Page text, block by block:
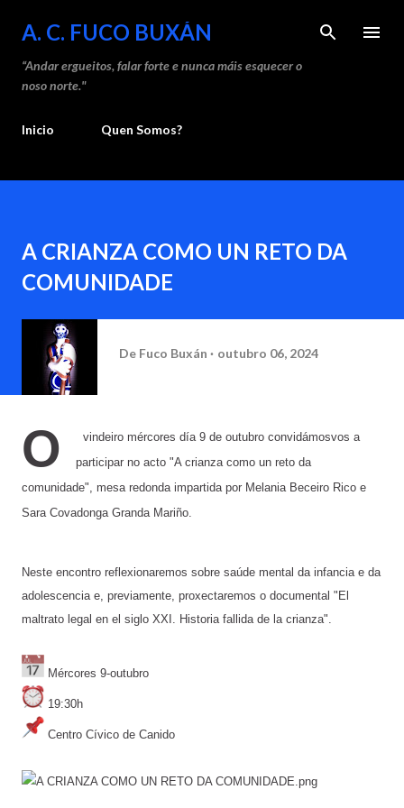
Saltar ao contido principal
A. C. FUCO BUXÁN
“Andar ergueitos, falar forte e nunca máis esquecer o
noso norte."
Inicio Quen Somos?
A CRIANZA COMO UN RETO DA
COMUNIDADE
De Fuco Buxán outubro 06, 2024
O
vindeiro mércores día 9 de outubro convidámosvos a
participar no acto "A crianza como un reto da
comunidade", mesa redonda impartida por Melania Beceiro Rico e
Sara Covadonga Granda Mariño.
Neste encontro reflexionaremos sobre saúde mental da infancia e da
adolescencia e, previamente, proxectaremos o documental "El
maltrato legal en el siglo XXI. Historia fallida de la crianza".
Mércores 9-outubro
19:30h
Centro Cívico de Canido